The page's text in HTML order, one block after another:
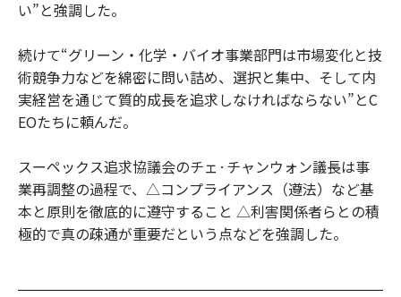
い”と強調した。
続けて“グリーン・化学・バイオ事業部門は市場変化と技
術競争力などを綿密に問い詰め、選択と集中、そして内
実経営を通じて質的成長を追求しなければならない”とC
EOたちに頼んだ。
スーペックス追求協議会のチェ·チャンウォン議長は事
業再調整の過程で、△コンプライアンス（遵法）など基
本と原則を徹底的に遵守すること △利害関係者らとの積
極的で真の疎通が重要だという点などを強調した。